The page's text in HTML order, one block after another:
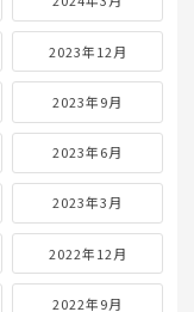
2023年12月
2023年9月
2023年6月
2023年3月
2022年12月
2022年9月